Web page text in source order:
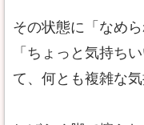
その状態に「なめ
「ちょっと気持ち
て、何とも複雑な気